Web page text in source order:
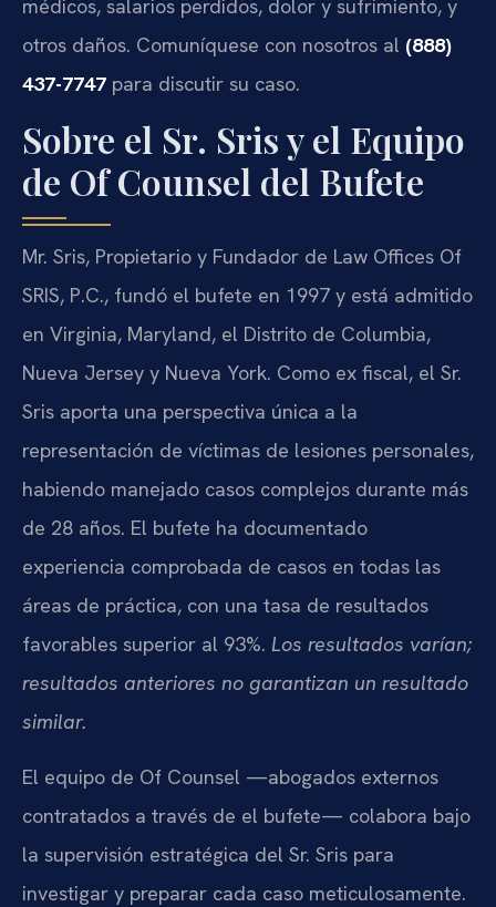
médicos, salarios perdidos, dolor y sufrimiento, y
otros daños. Comuníquese con nosotros al (888)
437-7747 para discutir su caso.
Sobre el Sr. Sris y el Equipo
de Of Counsel del Bufete
Mr. Sris, Propietario y Fundador de Law Offices Of
SRIS, P.C., fundó el bufete en 1997 y está admitido
en Virginia, Maryland, el Distrito de Columbia,
Nueva Jersey y Nueva York. Como ex fiscal, el Sr.
Sris aporta una perspectiva única a la
representación de víctimas de lesiones personales,
habiendo manejado casos complejos durante más
de 28 años. El bufete ha documentado
experiencia comprobada de casos en todas las
áreas de práctica, con una tasa de resultados
favorables superior al 93%. Los resultados varían;
resultados anteriores no garantizan un resultado
similar.
El equipo de Of Counsel —abogados externos
contratados a través de el bufete— colabora bajo
la supervisión estratégica del Sr. Sris para
investigar y preparar cada caso meticulosamente.